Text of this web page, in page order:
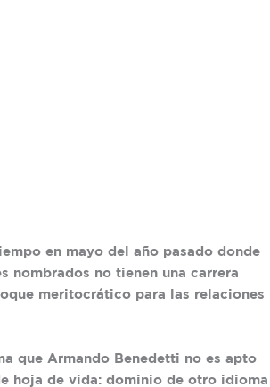
en mayo del año pasado donde
nombrados no tienen una carrera
meritocrático para las relaciones
que Armando Benedetti no es apto
hoja de vida: dominio de otro idioma